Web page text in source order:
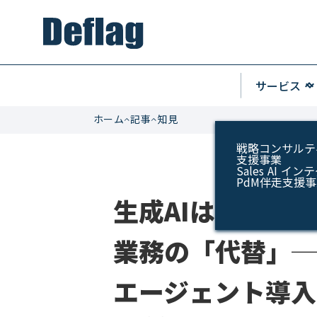
サービス keyboard_arrow_down
keyboard_arrow_up
戦略コンサル
支援事業
Sales AI イン
PdM伴走支援
ホーム 記事 知見
生成AIは業務の
業務の「代替」
エージェント導